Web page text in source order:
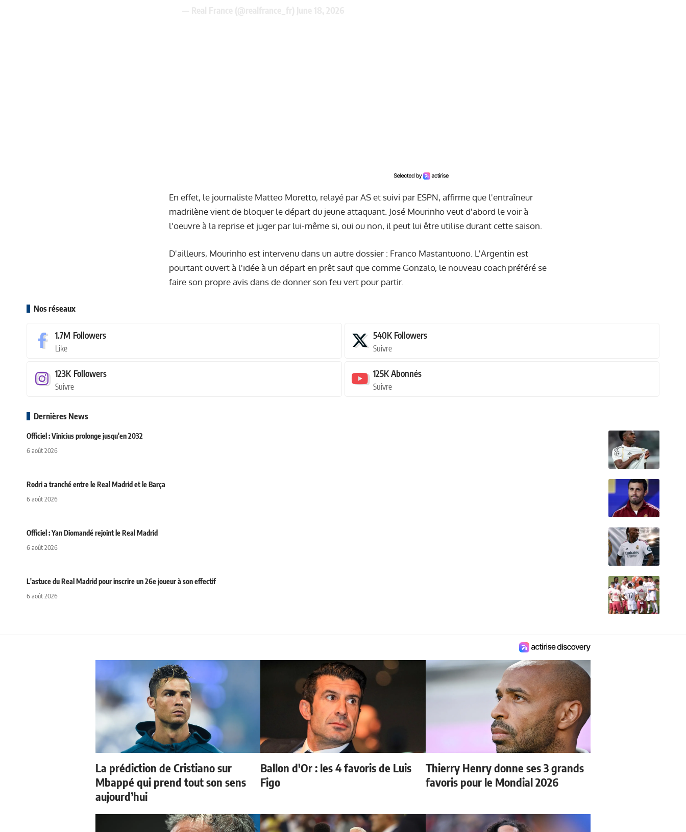
En effet, le journaliste Matteo Moretto, relayé par AS et suivi par ESPN, affirme que l'entraîneur
madrilène vient de bloquer le départ du jeune attaquant. José Mourinho veut d'abord le voir à
l'oeuvre à la reprise et juger par lui-même si, oui ou non, il peut lui être utilise durant cette saison.
D'ailleurs, Mourinho est intervenu dans un autre dossier : Franco Mastantuono. L'Argentin est
pourtant ouvert à l'idée à un départ en prêt sauf que comme Gonzalo, le nouveau coach préféré se
faire son propre avis dans de donner son feu vert pour partir.
Nos réseaux
1.7M Followers
Like
540K Followers
Suivre
123K Followers
Suivre
125KAbonnés
Suivre
Dernières News
Officiel : Vinicius prolonge jusqu'en 2032
6 août 2026
Rodri a tranché entre le Real Madrid et le Barça
6 août 2026
Officiel : Yan Diomandé rejoint le Real Madrid
6 août 2026
L'astuce du Real Madrid pour inscrire un 26e joueur à son effectif
6 août 2026
La prédiction de Cristiano sur
Mbappé qui prend tout son sens
aujourd’hui
Ballon d'Or : les 4 favoris de Luis
Figo
Thierry Henry donne ses 3 grands
favoris pour le Mondial 2026